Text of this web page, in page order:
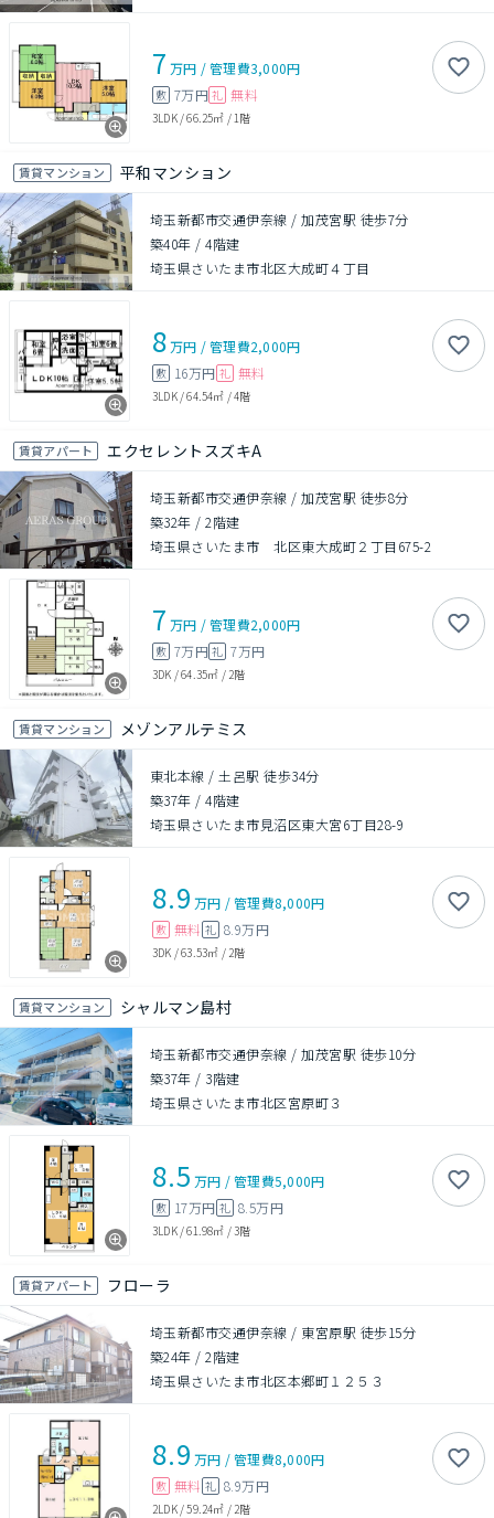
7 万円 /管理費3,000円
敷 7万円 礼 無料
3LDK/66.25㎡ / 1階
賃貸マンション 平和マンション
埼玉新都市交通伊奈線 / 加茂宮駅 徒歩7分
築40年 /4階建
埼玉県さいたま市北区大成町４丁目
8万円 /管理費2,000円
敷 16万円 礼 無料
3LDK/64.54㎡ /4階
賃貸アパート エクセレントスズキA
埼玉新都市交通伊奈線 / 加茂宮駅 徒歩8分
築32年 /2階建
埼玉県さいたま市 北区東大成町２丁目675-2
7 万円 /管理費2,000円
敷 7万円礼 7万円
3DK /64.35㎡ / 2階
賃貸マンション メゾンアルテミス
東北本線 / 土呂駅 徒歩34分
築37年 /4階建
埼玉県さいたま市見沼区東大宮6丁目28-9
8.9 万円 /管理費8,000円
敷 無料 礼 8.9万円
3DK /63.53㎡ / 2階
賃貸マンション シャルマン島村
埼玉新都市交通伊奈線 / 加茂宮駅 徒歩10分
築37年 / 3階建
埼玉県さいたま市北区宮原町３
8.5 万円 /管理費5,000円
敷 17万円 礼 8.5万円
3LDK/61.98㎡ /3階
賃貸アパート フローラ
埼玉新都市交通伊奈線 / 東宮原駅 徒歩15分
築24年 /2階建
埼玉県さいたま市北区本郷町１２５３
8.9 万円 /管理費8,000円
敷 無料 礼 8.9万円
2LDK/59.24㎡ / 2階